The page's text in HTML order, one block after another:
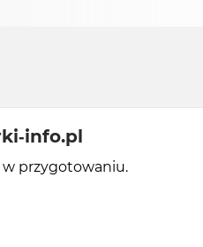
info.pl
przygotowaniu.